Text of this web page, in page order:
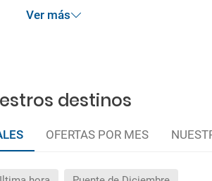
Ver más
destinos
OFERTAS POR MES